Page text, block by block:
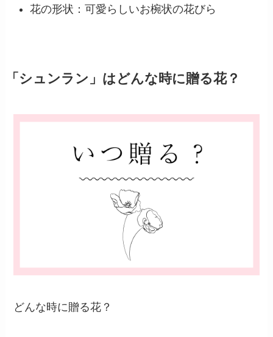
花の形状：可愛らしいお椀状の花びら
「シュンラン」はどんな時に贈る花？
どんな時に贈る花？